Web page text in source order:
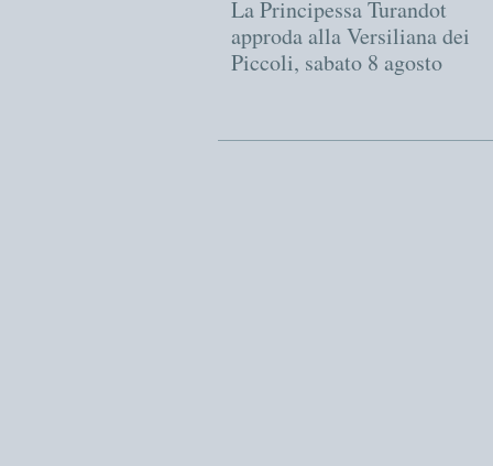
La Principessa Turandot
approda alla Versiliana dei
Piccoli, sabato 8 agosto